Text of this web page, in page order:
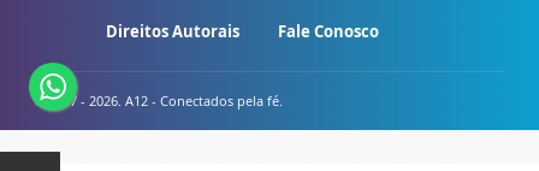
Direitos Autorais Fale Conosco
© 2007 - 2026. A12 - Conectados pela fé.